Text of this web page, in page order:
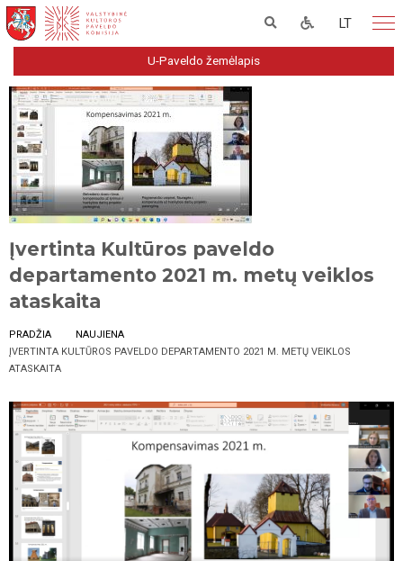
LT
U-Paveldo žemėlapis
Įvertinta Kultūros paveldo
departamento 2021 m. metų veiklos
ataskaita
PRADŽIA
NAUJIENA
ĮVERTINTA KULTŪROS PAVELDO DEPARTAMENTO 2021 M. METŲ VEIKLOS
ATASKAITA